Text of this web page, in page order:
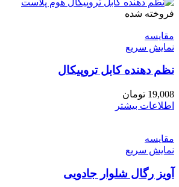
فروخته شده
مقايسه
نمایش سریع
نظم دهنده کابل تروپیکال
19,008 تومان
اطلاعات بیشتر
مقايسه
نمایش سریع
آویز رگال شلوار جادویی